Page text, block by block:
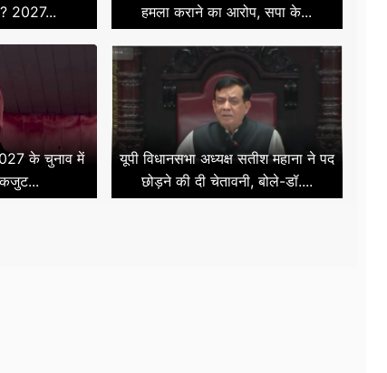
2027...
हमला कराने का आरोप, सपा के...
के चुनाव में
यूपी विधानसभा अध्यक्ष सतीश महाना ने पद
छोड़ने की दी चेतावनी, बोले-डॉ....